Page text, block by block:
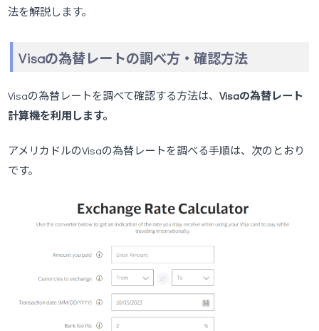
法を解説します。
Visaの為替レートの調べ方・確認方法
Visaの為替レートを調べて確認する方法は、Visaの為替レート
計算機を利用します。
アメリカドルのVisaの為替レートを調べる手順は、次のとおり
です。